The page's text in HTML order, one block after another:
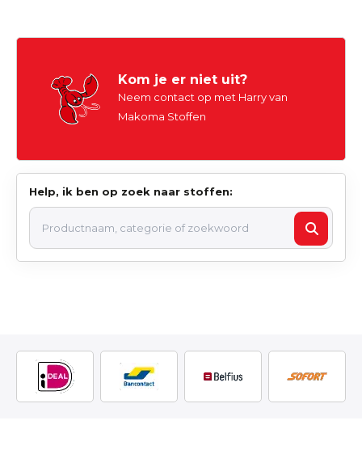
Kom je er niet uit?
Neem contact op met Harry van
Makoma Stoffen
Help, ik ben op zoek naar stoffen: